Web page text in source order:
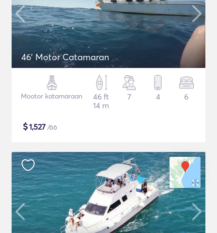
46' Motor Catamaran
Mootor katamaraan
46 ft
14 m
7 4 6
$1,527 /öö